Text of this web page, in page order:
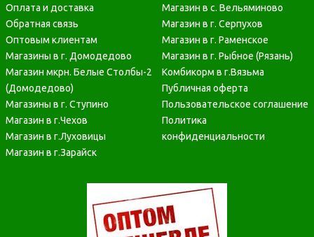
Оплата и доставка
Обратная связь
Оптовым клиентам
Магазины в г. Домодедово
Магазин мкрн. Белые Столбы-2
(Домодедово)
Магазины в г. Ступино
Магазин в г.Чехов
Магазин в г.Луховицы
Магазин в г.Зарайск
Магазин в с. Вельяминово
Магазин в г. Серпухов
Магазин в г. Раменское
Магазин в г. Рыбное (Рязань)
Комбикорм в г.Вязьма
Публичная оферта
Пользовательское соглашение
Политика
конфиденциальности